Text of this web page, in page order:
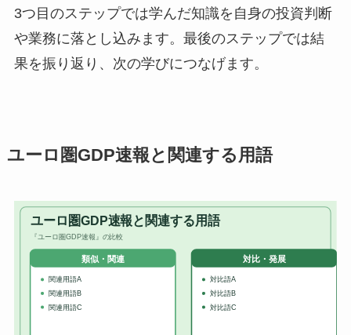
3つ目のステップでは学んだ知識を自身の投資判断
や業務に落とし込みます。最後のステップでは結
果を振り返り、次の学びにつなげます。
ユーロ圏GDP速報と関連する用語